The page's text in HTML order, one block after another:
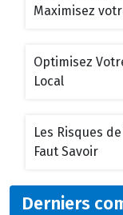
Maximisez
Optimisez
Local
Les Risques
Faut Savoir
Derniers